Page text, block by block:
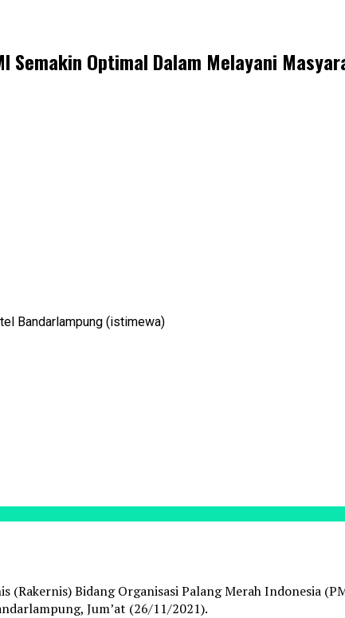
Semakin Optimal Dalam Melayani
Bandarlampung (istimewa)
(Rakernis) Bidang Organisasi Palang Merah Indonesia
Jum’at (26/11/2021).